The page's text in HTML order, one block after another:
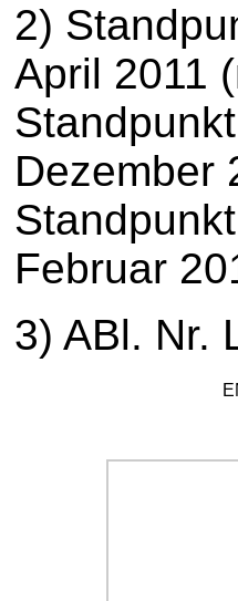
2)
April 2011
Dezember
Februar
3) ABl. Nr.